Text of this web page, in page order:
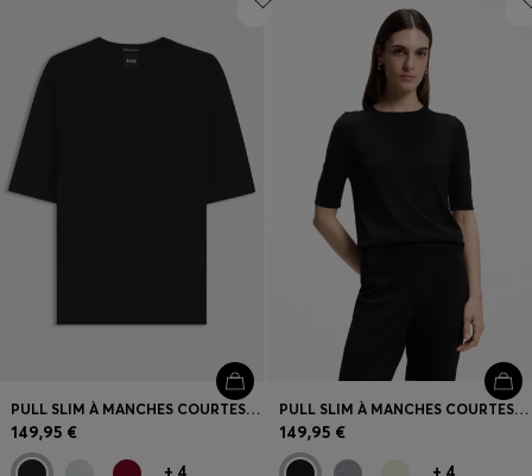
PULL SLIM À MANCHES COURTES EN LAINE MÉRINOS EXTRA FINE
149,95 €
+ 4
PULL SLIM À MANCHES COURTES EN LAINE MÉRINOS EXTRA FINE
149,95 €
+ 4